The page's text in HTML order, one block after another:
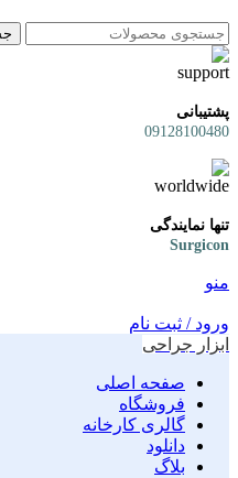
پشتیبانی
09128100480
تنها نمایندگی
Surgicon
منو
ورود / ثبت نام
ابزار جراحی
صفحه اصلی
فروشگاه
گالری کارخانه
دانلود
بلاگ